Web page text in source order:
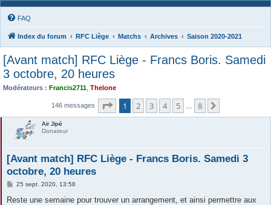
FAQ
Index du forum RFC Liège Matchs Archives Saison 2020-2021
[Avant match] RFC Liège - Francs Boris. Samedi
3 octobre, 20 heures
Modérateurs : Francis2711 Thelone
146 messages Page sur8
1 2 3 4 5 8
Air Jipé
Donateur
[Avant match] RFC Liège - Francs Boris. Samedi 3
octobre, 20 heures
M
s
25 sept. 2020, 13:58
Reste une semaine pour trouver un arrangement, et ainsi permettre aux